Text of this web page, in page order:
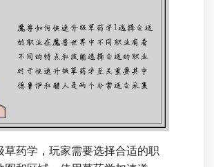
草药学，玩家需要选择合适的职